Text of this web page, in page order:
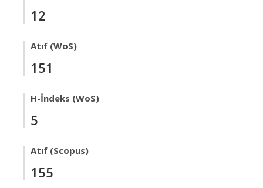
12
Atıf (WoS)
151
H-İndeks (WoS)
5
Atıf (Scopus)
155